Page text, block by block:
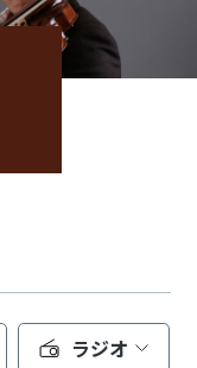
ラジオ